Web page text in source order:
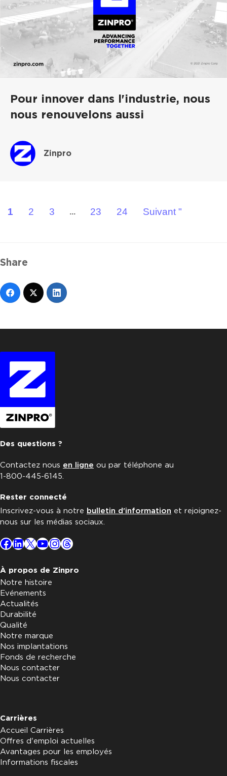
Pour innover dans l'industrie, nous
nous renouvelons aussi
Zinpro
1 2 3 ... 23 24 Suivant "
Share
Des questions ?
Contactez nous en ligne ou par téléphone au
1-800-445-6145.
Rester connecté
Inscrivez-vous à notre bulletin d'information et rejoignez-
nous sur les médias sociaux.
Facebook
LinkedIn
X YouTube
Instagram
Threads
À propos de Zinpro
Notre histoire
Evénements
Actualités
Durabilité
Qualité
Notre marque
Nos implantations
Fonds de recherche
Nous contacter
Nous contacter
Carrières
Accueil Carrières
Offres d'emploi actuelles
Avantages pour les employés
Informations fiscales